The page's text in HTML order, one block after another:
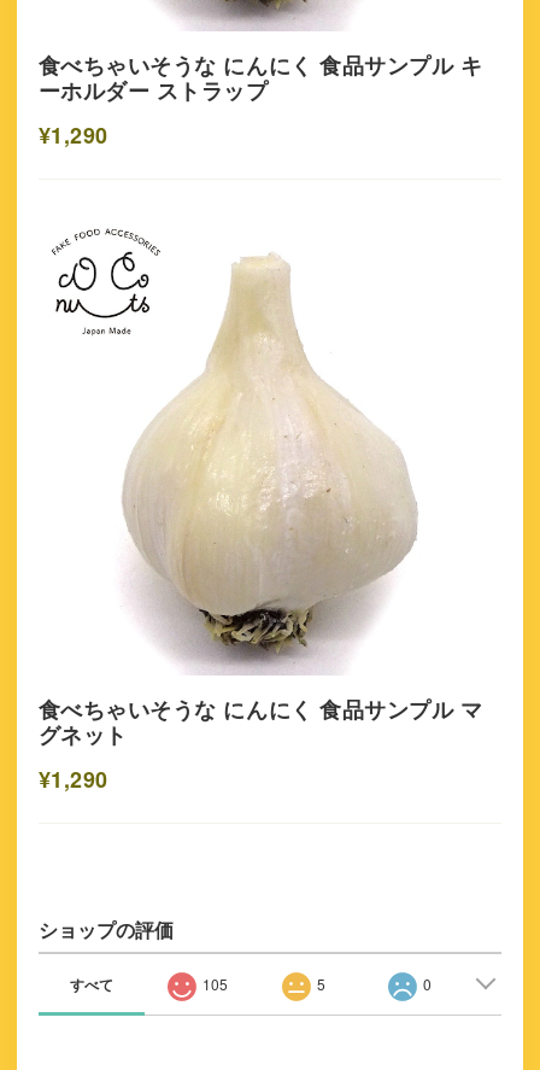
食べちゃいそうな にんにく 食品サンプル キ
ーホルダー ストラップ
¥1,290
食べちゃいそうな にんにく 食品サンプル マ
グネット
¥1,290
ショップの評価
すべて 105 5 0